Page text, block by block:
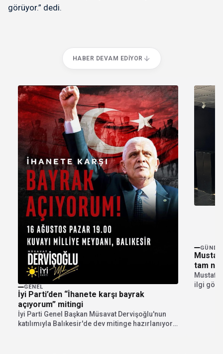
görüyor.” dedi.
HABER DEVAM EDIYOR
GENEL
İyi Parti’den “İhanete karşı bayrak
açıyorum” mitingi
İyi Parti Genel Başkan Müsavat Dervişoğlu'nun
katılımıyla Balıkesir'de dev mitinge hazırlanıyor.
tam not
Mustafa
ilgi